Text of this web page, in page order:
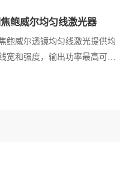
鲍威尔均匀线激光器
鲍威尔透镜均匀线激光提供均
宽和强度，输出功率最高可达